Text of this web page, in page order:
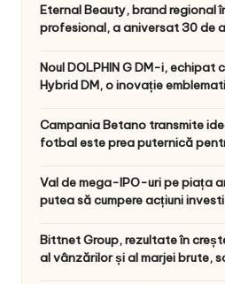
Eternal Beauty, brand regional
profesional, a aniversat 30 de
Noul DOLPHIN G DM-i, echipat
Hybrid DM, o inovație
Campania Betano transmite
fotbal este prea puternică
Val de mega-IPO-uri pe piața
putea să cumpere acțiuni
Bittnet Group, rezultate în
al vânzărilor și al marjei brute,